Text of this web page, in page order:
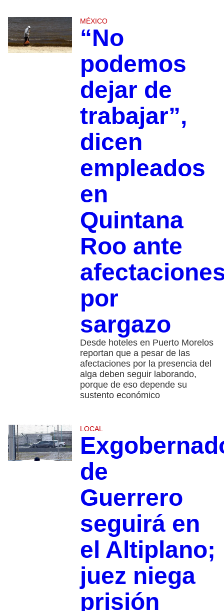
MÉXICO
“No
podemos
dejar de
trabajar”,
dicen
empleados
en
Quintana
Roo ante
por
sargazo
Desde hoteles en Puerto Morelos
reportan que a pesar de las
afectaciones por la presencia del
alga deben seguir laborando,
porque de eso depende su
sustento económico
LOCAL
de
Guerrero
seguirá en
el Altiplano;
juez niega
prisión